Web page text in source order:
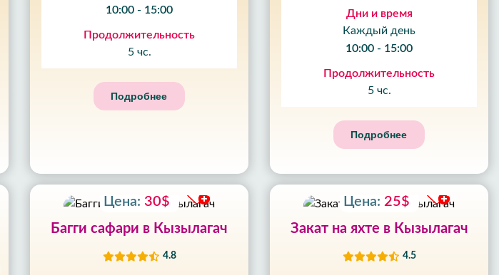
10:00 - 15:00
Продолжительность
5 чс.
Подробнее
Дни и время
Каждый день
10:00 - 15:00
Продолжительность
5 чс.
Подробнее
Цена: 30$
Багги сафари в Кызылагач
4.8
Цена: 25$
Закат на яхте в Кызылагач
4.5